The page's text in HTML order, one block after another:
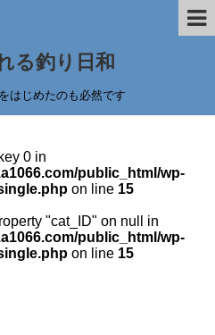
る釣り日和
はじめたのも必然です
0 in
public_html/wp-
on line 15
"cat_ID" on null in
public_html/wp-
on line 15